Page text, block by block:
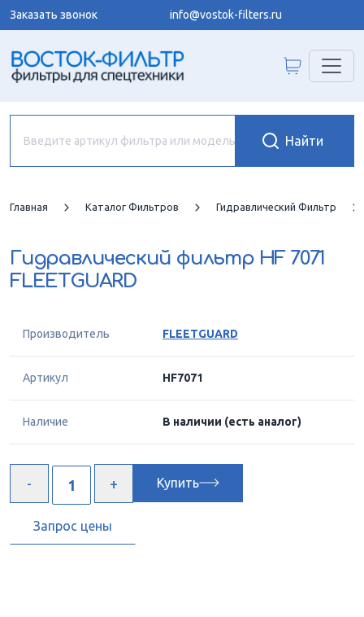
Заказать звонок info@vostok-filters.ru
Главная Каталог Фильтров Гидравлический Фильтр
Гидравлический фильтр HF 7071
FLEETGUARD
Производитель FLEETGUARD
Артикул HF7071
Наличие В наличии (есть аналог)
Купить
Запрос цены